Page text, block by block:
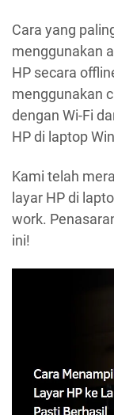
Cara yang
menggunakan
HP secara
menggunakan
dengan Wi-Fi
HP di laptop
Kami telah
layar HP di
work.
ini!